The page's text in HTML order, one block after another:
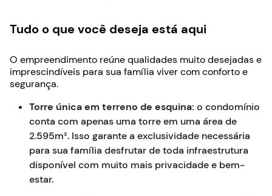
Tudo o que você deseja está aqui
O empreendimento reúne qualidades muito desejadas e
imprescindíveis para sua família viver com conforto e
segurança.
Torre única em terreno de esquina: o condomínio
conta com apenas uma torre em uma área de
2.595m². Isso garante a exclusividade necessária
para sua família desfrutar de toda infraestrutura
disponível com muito mais privacidade e bem-
estar.